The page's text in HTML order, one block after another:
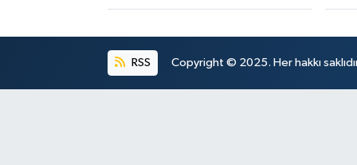
RSS Copyright © 2025. Her hakkı